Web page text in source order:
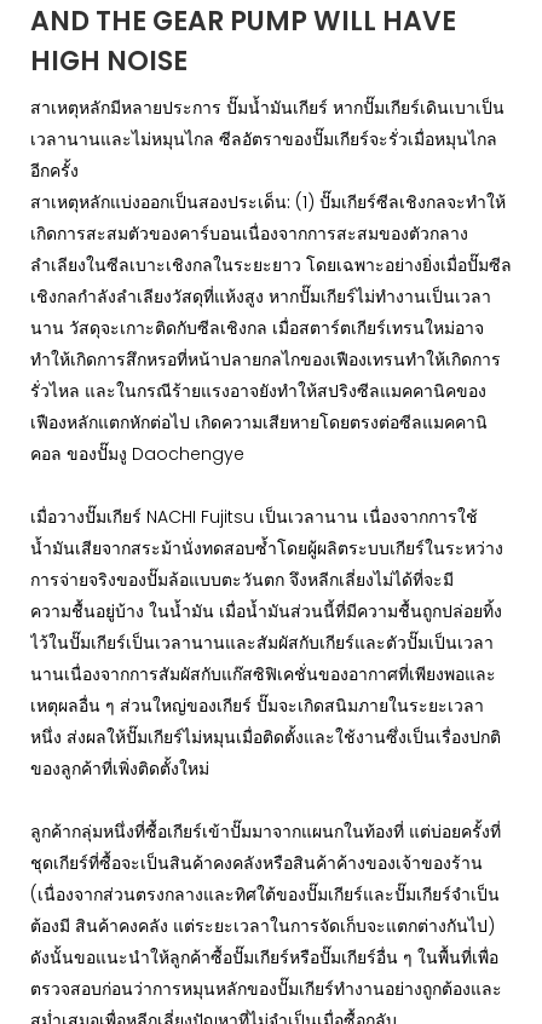
AND THE GEAR PUMP WILL HAVE
HIGH NOISE
สาเหตุหลักมีหลายประการ ปั๊มน้ำมันเกียร์ หากปั๊มเกียร์เดินเบาเป็น
เวลานานและไม่หมุนไกล ซีลอัตราของปั๊มเกียร์จะรั่วเมื่อหมุนไกล
อีกครั้ง
สาเหตุหลักแบ่งออกเป็นสองประเด็น: (1) ปั๊มเกียร์ซีลเชิงกลจะทำให้
เกิดการสะสมตัวของคาร์บอนเนื่องจากการสะสมของตัวกลาง
ลำเลียงในซีลเบาะเชิงกลในระยะยาว โดยเฉพาะอย่างยิ่งเมื่อปั๊มซีล
เชิงกลกำลังลำเลียงวัสดุที่แห้งสูง หากปั๊มเกียร์ไม่ทำงานเป็นเวลา
นาน วัสดุจะเกาะติดกับซีลเชิงกล เมื่อสตาร์ตเกียร์เทรนใหม่อาจ
ทำให้เกิดการสึกหรอที่หน้าปลายกลไกของเฟืองเทรนทำให้เกิดการ
รั่วไหล และในกรณีร้ายแรงอาจยังทำให้สปริงซีลแมคคานิคของ
เฟืองหลักแตกหักต่อไป เกิดความเสียหายโดยตรงต่อซีลแมคคานิ
คอล ของปั๊มงู Daochengye
เมื่อวางปั๊มเกียร์ NACHI Fujitsu เป็นเวลานาน เนื่องจากการใช้
น้ำมันเสียจากสระม้านั่งทดสอบซ้ำโดยผู้ผลิตระบบเกียร์ในระหว่าง
การจ่ายจริงของปั๊มล้อแบบตะวันตก จึงหลีกเลี่ยงไม่ได้ที่จะมี
ความชื้นอยู่บ้าง ในน้ำมัน เมื่อน้ำมันส่วนนี้ที่มีความชื้นถูกปล่อยทิ้ง
ไว้ในปั๊มเกียร์เป็นเวลานานและสัมผัสกับเกียร์และตัวปั๊มเป็นเวลา
นานเนื่องจากการสัมผัสกับแก๊สซิฟิเคชั่นของอากาศที่เพียงพอและ
เหตุผลอื่น ๆ ส่วนใหญ่ของเกียร์ ปั๊มจะเกิดสนิมภายในระยะเวลา
หนึ่ง ส่งผลให้ปั๊มเกียร์ไม่หมุนเมื่อติดตั้งและใช้งานซึ่งเป็นเรื่องปกติ
ของลูกค้าที่เพิ่งติดตั้งใหม่
ลูกค้ากลุ่มหนึ่งที่ซื้อเกียร์เข้าปั๊มมาจากแผนกในท้องที่ แต่บ่อยครั้งที่
ชุดเกียร์ที่ซื้อจะเป็นสินค้าคงคลังหรือสินค้าค้างของเจ้าของร้าน
(เนื่องจากส่วนตรงกลางและทิศใต้ของปั๊มเกียร์และปั๊มเกียร์จำเป็น
ต้องมี สินค้าคงคลัง แต่ระยะเวลาในการจัดเก็บจะแตกต่างกันไป)
ดังนั้นขอแนะนำให้ลูกค้าซื้อปั๊มเกียร์หรือปั๊มเกียร์อื่น ๆ ในพื้นที่เพื่อ
ตรวจสอบก่อนว่าการหมุนหลักของปั๊มเกียร์ทำงานอย่างถูกต้องและ